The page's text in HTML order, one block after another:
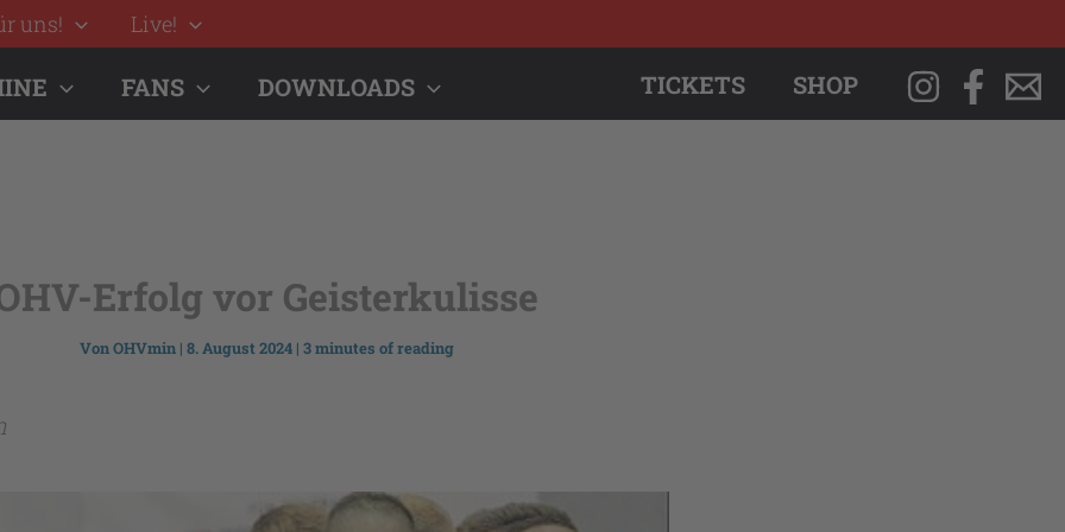
uns! Live!
FANS DOWNLOADS TICKETS SHOP
Erfolg vor Geisterkulisse
VonOHVmin | 8. August 2024 | 3 minutes of reading